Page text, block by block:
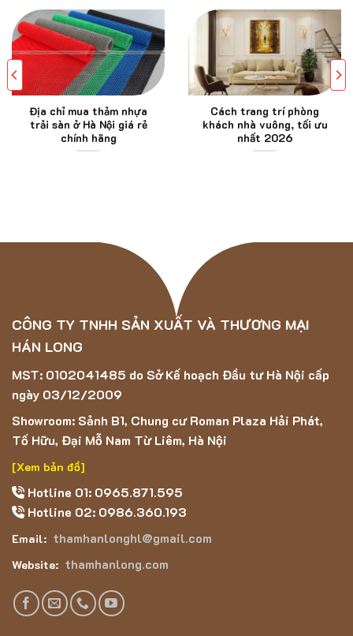
Địa chỉ mua thảm nhựa
trải sàn ở Hà Nội giá rẻ
chính hãng
Cách trang trí phòng
khách nhà vuông, tối ưu
nhất 2026
CÔNG TY TNHH SẢN XUẤT VÀ THƯƠNG MẠI
HÁN LONG
MST: 0102041485 do Sở Kế hoạch Đầu tư Hà Nội cấp
ngày 03/12/2009
Showroom: Sảnh B1, Chung cư Roman Plaza Hải Phát,
Tố Hữu, Đại Mỗ Nam Từ Liêm, Hà Nội
[Xem bản đồ]
Hotline 01: 0965.871.595
Hotline 02: 0986.360.193
Email: thamhanlonghl@gmail.com
Website: thamhanlong.com